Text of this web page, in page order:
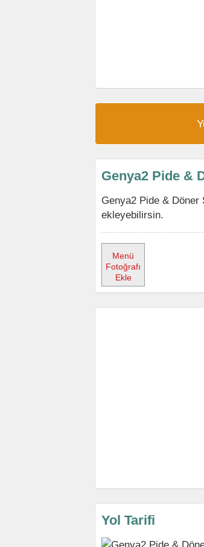
Genya2 Pide &
Genya2 Pide & Döner
ekleyebilirsin.
Menü
Fotoğrafı
Ekle
Yol Tarifi